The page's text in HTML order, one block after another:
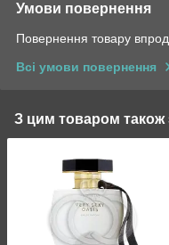
Умови повернення
Повернення товару
Всі умови повернення
З цим товаром